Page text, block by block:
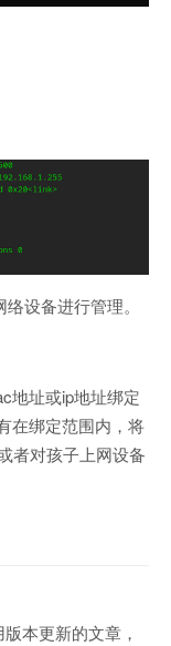
设备进行管理。
地址或ip地址绑定
在绑定范围内，将
者对孩子上网设备
本更新的文章，